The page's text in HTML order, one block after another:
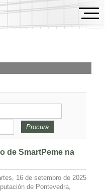
de SmartPeme na
16 de setembro de 2025
de Pontevedra,